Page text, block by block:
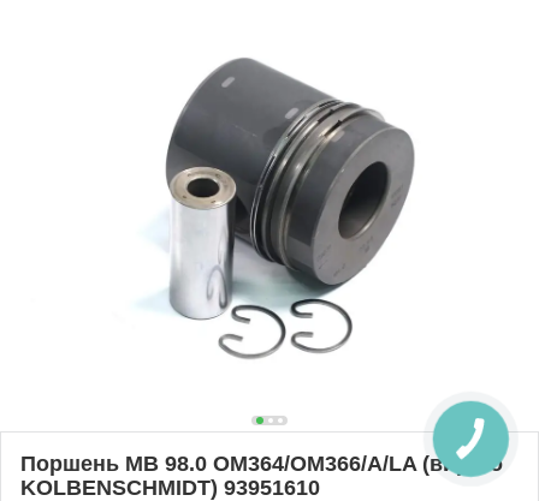
Поршень MB 98.0 OM364/OM366/A/LA (вир-во
KOLBENSCHMIDT) 93951610